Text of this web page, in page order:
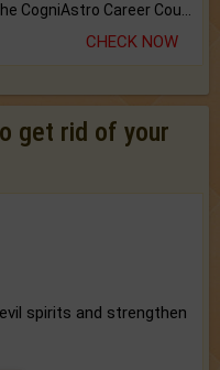
The CogniAstro Career Counselling Report is the most comprehensive report available on this topic.
CHECK NOW
get rid of your
spirits and strengthen